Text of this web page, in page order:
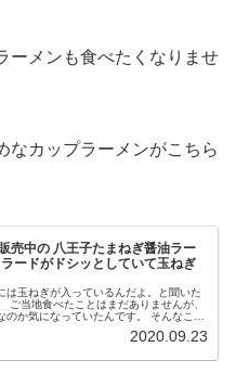
ーメンも食べたくなりませ
なカップラーメンがこちら
売中の 八王子たまねぎ醤油ラー
ードがドシッとしていて玉ねぎ
は玉ねぎが入っているんだよ。と聞いた
ご当地食べたことはまだありませんが、
のか気になっていたんです。 そんなこと
2020.09.23